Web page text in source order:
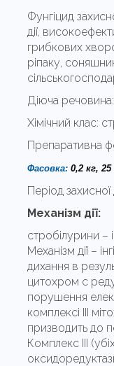
Фунгіцид
дії,
грибкових
ріпаку,
Діюча речовина:
Хімічний клас:
Препаративна
Фасовка: 0,2 кг, 25
Період захисної
Механізм дії:
стробілурини –
Механізм дії –
дихання в
цитохром с
порушення
комплексі ІІІ
призводить до
Комплекс ІІІ